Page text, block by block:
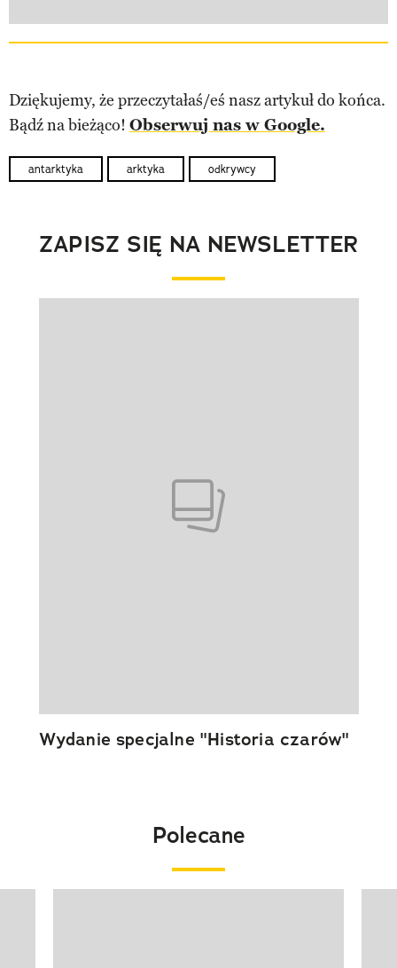
Dziękujemy, że przeczytałaś/eś nasz artykuł do końca.
Bądź na bieżąco! Obserwuj nas w Google.
antarktyka arktyka odkrywcy
ZAPISZ SIĘ NA NEWSLETTER
Wydanie specjalne "Historia czarów"
Polecane